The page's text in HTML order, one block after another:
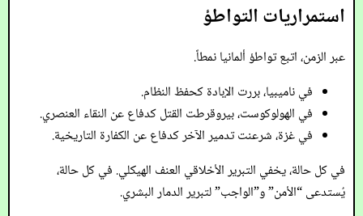
استمراريات التواطؤ
عبر الزمن، اتبع تواطؤ ألمانيا نمطاً.
في ناميبيا، بررت الإبادة كحفظ النظام.
في الهولوكوست، بيروقرطت القتل كدفاع عن النقاء العنصري.
في غزة، شرعنت تدمير الآخر كدفاع عن الكفارة التاريخية.
في كل حالة، يخفي التبرير الأخلاقي العنف الهيكلي. في كل حالة،
يُستدعى “الأمن” و”الواجب” لتبرير الدمار البشري.